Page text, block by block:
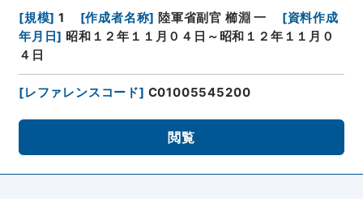
[規模] 1 [作成者名称] 陸軍省副官 櫛淵 一 [資料作成
年月日] 昭和１２年１１月０４日～昭和１２年１１月０
４日
[レファレンスコード] C01005545200
閲覧